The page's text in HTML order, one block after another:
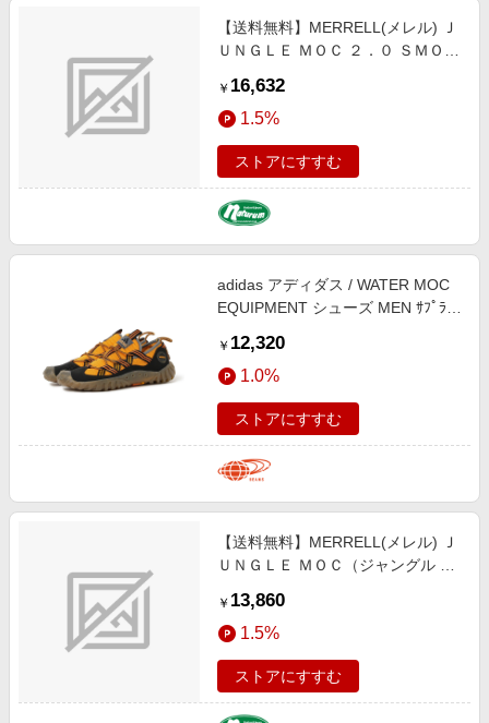
【送料無料】MERRELL(メレル) Ｊ
ＵＮＧＬＥ ＭＯＣ ２．０ ＳＭＯＯ
ＴＵＲＫＩＳＨ ＣＯＦＦＥＥ
M5002201
￥ 16,632
1.5%
ストアにすすむ
adidas アディダス / WATER MOC
EQUIPMENT シューズ MEN ｻﾌﾟﾗｲﾔ
￥ 12,320
1.0%
ストアにすすむ
【送料無料】MERRELL(メレル) Ｊ
ＵＮＧＬＥ ＭＯＣ（ジャングル モ
ＨＴ M60825
￥ 13,860
1.5%
ストアにすすむ